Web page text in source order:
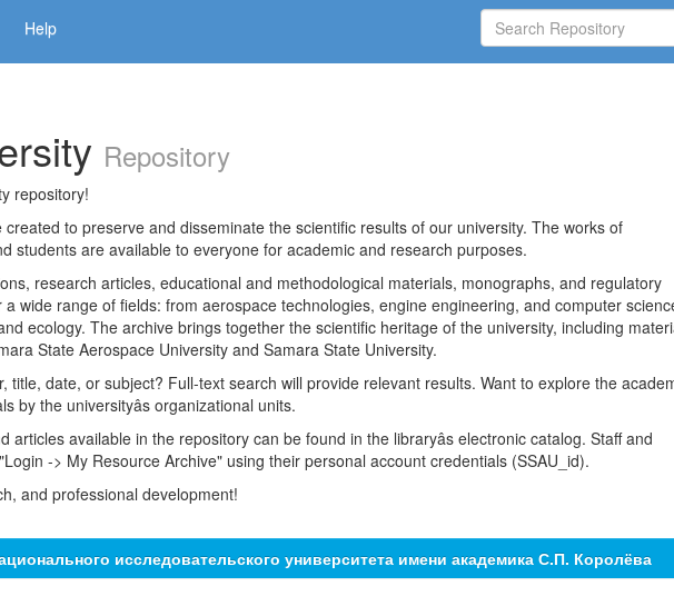
Help
Repository
repository!
to preserve and disseminate the scientific results of our university. The works of
students are available to everyone for academic and research purposes.
research articles, educational and methodological materials, monographs, and regulatory
wide range of fields: from aerospace technologies, engine engineering, and computer
ecology. The archive brings together the scientific heritage of the university, including
State Aerospace University and Samara State University.
title, date, or subject? Full-text search will provide relevant results. Want to explore the
by the universityâs organizational units.
articles available in the repository can be found in the libraryâs electronic catalog. Staff and
-> My Resource Archive" using their personal account credentials (SSAU_id).
and professional development!
исследовательского университета имени академика С.П. Королёва